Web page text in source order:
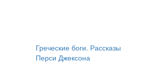
Греческие боги. Рассказы
Перси Джексона